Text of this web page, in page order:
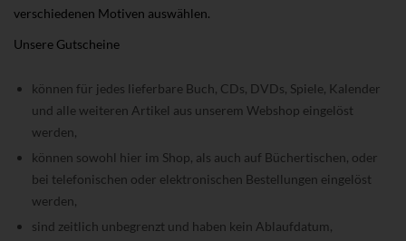
verschiedenen Motiven auswählen.
Unsere Gutscheine
können für jedes lieferbare Buch, CDs, DVDs, Spiele, Kalender
und alle weiteren Artikel aus unserem Webshop eingelöst
werden,
können sowohl hier im Shop, als auch auf Büchertischen, oder
bei telefonischen oder elektronischen Bestellungen eingelöst
werden,
sind zeitlich unbegrenzt und haben kein Ablaufdatum,